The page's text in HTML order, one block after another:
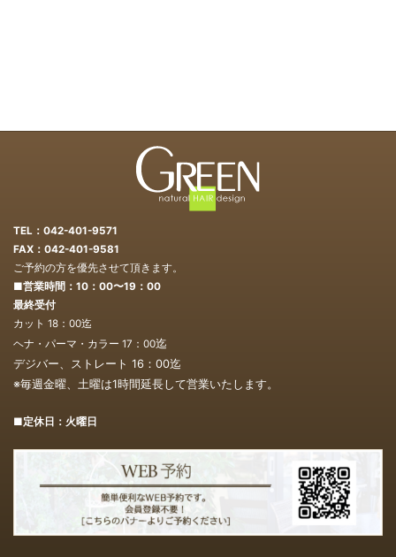
TEL：042-401-9571
FAX：042-401-9581
ご予約の方を優先させて頂きます。
■営業時間：10：00〜19：00
最終受付
カット 18：00迄
ヘナ・パーマ・カラー 17：00迄
デジバー、ストレート 16：00迄
※毎週金曜、土曜は1時間延長して営業いたします。
■定休日：火曜日